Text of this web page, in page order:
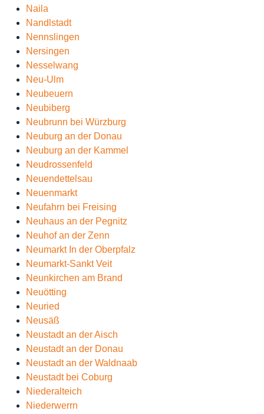
Naila
Nandlstadt
Nennslingen
Nersingen
Nesselwang
Neu-Ulm
Neubeuern
Neubiberg
Neubrunn bei Würzburg
Neuburg an der Donau
Neuburg an der Kammel
Neudrossenfeld
Neuendettelsau
Neuenmarkt
Neufahrn bei Freising
Neuhaus an der Pegnitz
Neuhof an der Zenn
Neumarkt In der Oberpfalz
Neumarkt-Sankt Veit
Neunkirchen am Brand
Neuötting
Neuried
Neusäß
Neustadt an der Aisch
Neustadt an der Donau
Neustadt an der Waldnaab
Neustadt bei Coburg
Niederalteich
Niederwerrn